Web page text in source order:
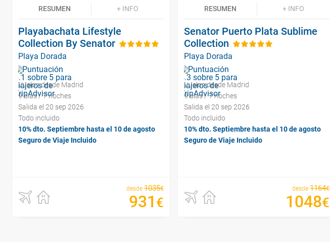
RESUMEN + INFO
Playabachata Lifestyle
Collection By Senator
Playa Dorada
Vuelos desde Madrid
9 días / 7 noches
Salida el 20 sep 2026
Todo incluido
10% dto. Septiembre hasta el 10 de agosto
Seguro de Viaje Incluido
desde 1035€
931 €
RESUMEN + INFO
Senator Puerto Plata Sublime
Collection
Playa Dorada
Vuelos desde Madrid
9 días / 7 noches
Salida el 20 sep 2026
Todo incluido
10% dto. Septiembre hasta el 10 de agosto
Seguro de Viaje Incluido
desde 1164€
1048€